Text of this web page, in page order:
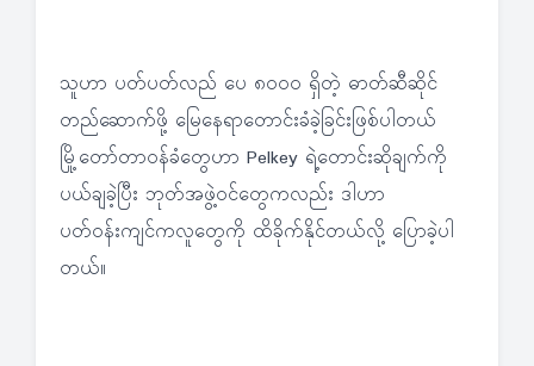
သူဟာ ပတ်ပတ်လည် ပေ ၈၀၀၀ ရှိတဲ့ ဓာတ်ဆီဆိုင်
တည်ဆောက်ဖို့ မြေနေရာတောင်းခံခဲ့ခြင်းဖြစ်ပါတယ်
မြို့တော်တာဝန်ခံတွေဟာ Pelkey ရဲ့တောင်းဆိုချက်ကို
ပယ်ချခဲ့ပြီး ဘုတ်အဖွဲ့ဝင်တွေကလည်း ဒါဟာ
ပတ်ဝန်းကျင်ကလူတွေကို ထိခိုက်နိုင်တယ်လို့ ပြောခဲ့ပါ
တယ်။